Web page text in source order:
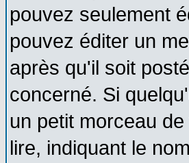
pouvez seulement
pouvez éditer un
après qu'il soit
concerné. Si
un petit morceau
lire, indiquant le